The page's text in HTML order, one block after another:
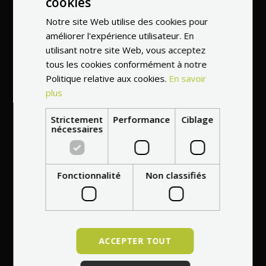
Entretien
professionnel à votre
domicile dans toute
l'Europe
Réparation gratuite
de tout dommage
dans les 30 jours
suivant l'achat
Notre site Web utilise des cookies pour
améliorer l'expérience utilisateur. En
utilisant notre site Web, vous acceptez
tous les cookies conformément à notre
Politique relative aux cookies. En savoir
plus
Strictement
nécessaires
Performance Ciblage
Fonctionnalité Non classifiés
ACCEPTER TOUT